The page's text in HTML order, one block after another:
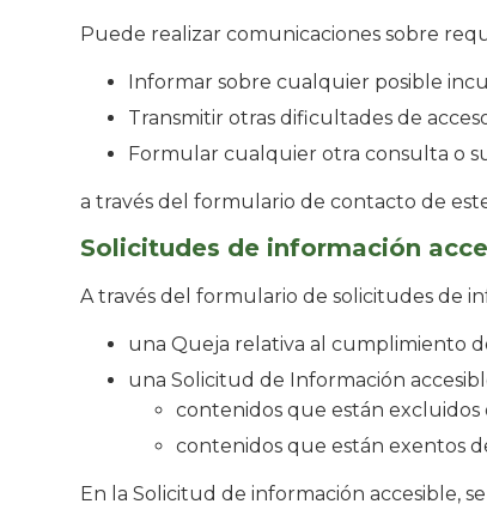
Puede realizar comunicaciones sobre
Informar sobre cualquier posible
Transmitir otras dificultades de
Formular cualquier otra consulta o
a través del formulario de contacto de
Solicitudes de información
A través del formulario de solicitudes de
una Queja relativa al cumplimiento
una Solicitud de Información
contenidos que están excluidos
contenidos que están exentos
En la Solicitud de información accesible,